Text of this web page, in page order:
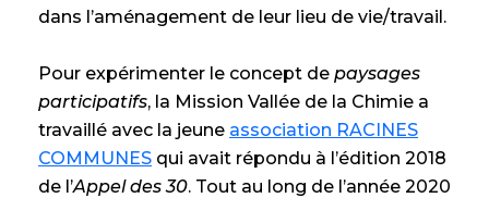
dans l’aménagement de leur lieu de vie/travail.
Pour expérimenter le concept de paysages
participatifs, la Mission Vallée de la Chimie a
travaillé avec la jeune association RACINES
COMMUNES qui avait répondu à l’édition 2018
de l’Appel des 30. Tout au long de l’année 2020